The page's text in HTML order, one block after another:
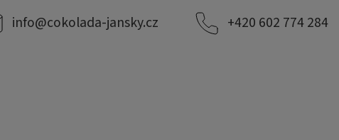
info@cokolada-jansky.cz +420 602 774 284